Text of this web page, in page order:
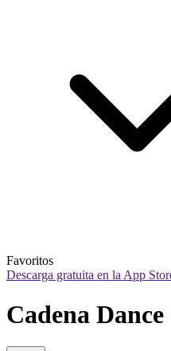
Favoritos
Descarga gratuita en la App
Cadena